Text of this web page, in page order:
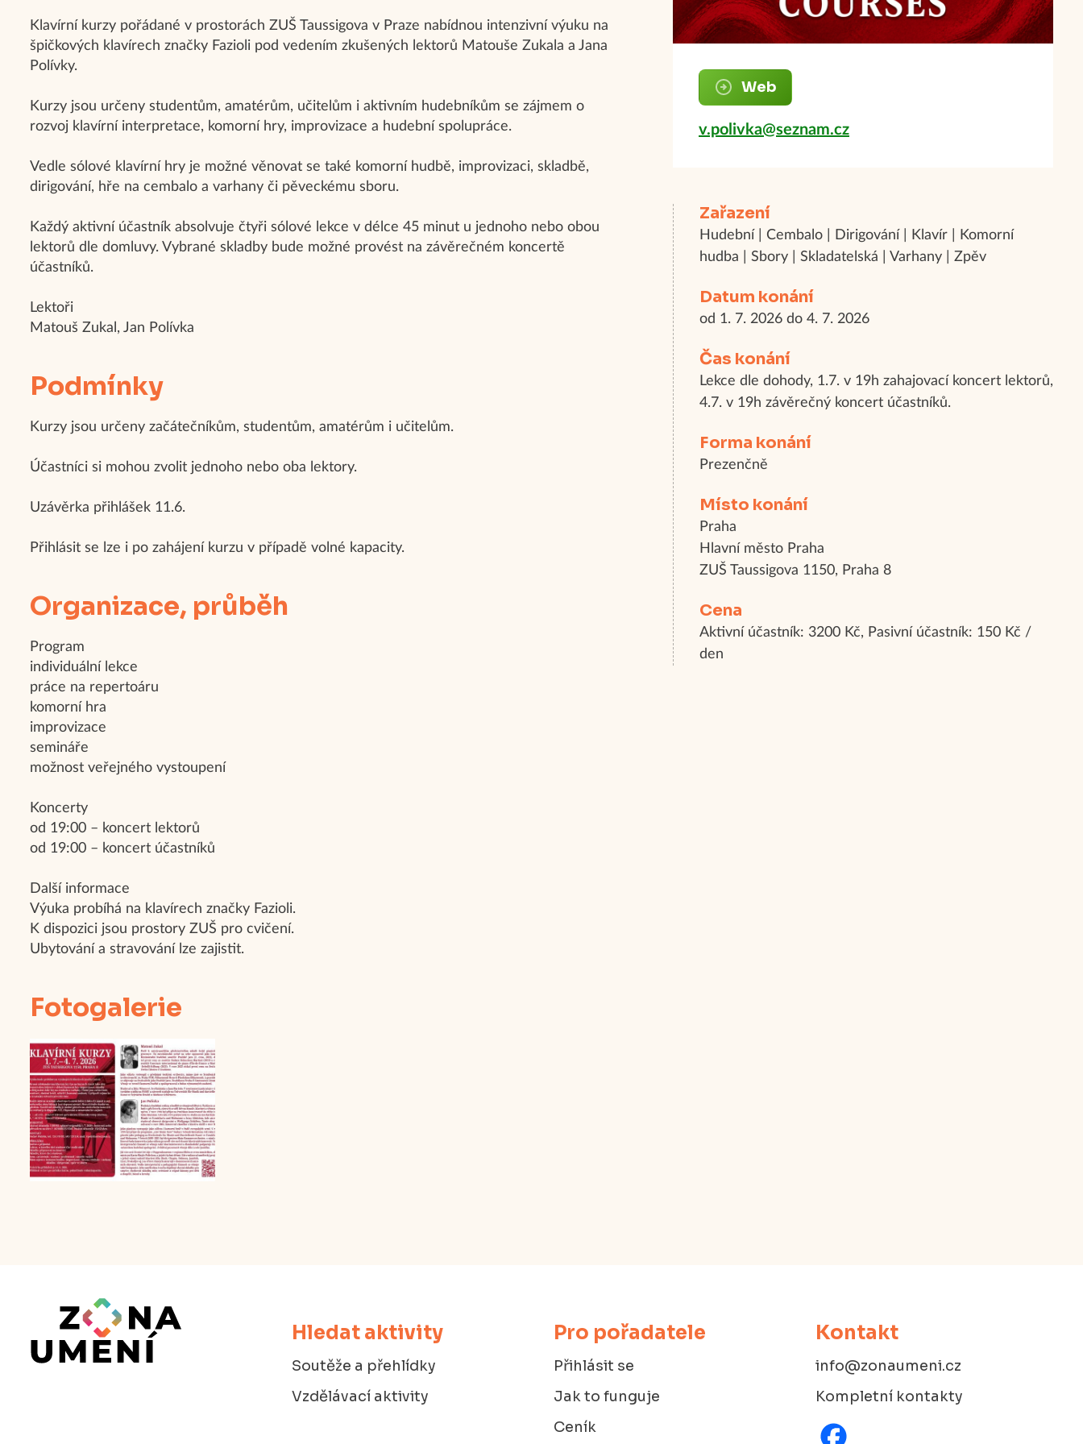
Web
v.polivka@seznam.cz
Zařazení
Hudební | Cembalo | Dirigování | Klavír | Komorní
hudba | Sbory | Skladatelská | Varhany | Zpěv
Datum konání
od 1. 7. 2026 do 4. 7. 2026
Čas konání
Lekce dle dohody, 1.7. v 19h zahajovací koncert lektorů,
4.7. v 19h závěrečný koncert účastníků.
Forma konání
Prezenčně
Místo konání
Praha
Hlavní město Praha
ZUŠ Taussigova 1150, Praha 8
Cena
Aktivní účastník: 3200 Kč, Pasivní účastník: 150 Kč /
den
Klavírní kurzy pořádané v prostorách ZUŠ Taussigova v Praze nabídnou intenzivní výuku na
špičkových klavírech značky Fazioli pod vedením zkušených lektorů Matouše Zukala a Jana
Polívky.
Kurzy jsou určeny studentům, amatérům, učitelům i aktivním hudebníkům se zájmem o
rozvoj klavírní interpretace, komorní hry, improvizace a hudební spolupráce.
Vedle sólové klavírní hry je možné věnovat se také komorní hudbě, improvizaci, skladbě,
dirigování, hře na cembalo a varhany či pěveckému sboru.
Každý aktivní účastník absolvuje čtyři sólové lekce v délce 45 minut u jednoho nebo obou
lektorů dle domluvy. Vybrané skladby bude možné provést na závěrečném koncertě
účastníků.
Lektoři
Matouš Zukal, Jan Polívka
Podmínky
Kurzy jsou určeny začátečníkům, studentům, amatérům i učitelům.
Účastníci si mohou zvolit jednoho nebo oba lektory.
Uzávěrka přihlášek 11.6.
Přihlásit se lze i po zahájení kurzu v případě volné kapacity.
Organizace, průběh
Program
individuální lekce
práce na repertoáru
komorní hra
improvizace
semináře
možnost veřejného vystoupení
Koncerty
od 19:00 – koncert lektorů
od 19:00 – koncert účastníků
Další informace
Výuka probíhá na klavírech značky Fazioli.
K dispozici jsou prostory ZUŠ pro cvičení.
Ubytování a stravování lze zajistit.
Fotogalerie
Hledat aktivity
Soutěže a přehlídky
Vzdělávací aktivity
Pro pořadatele
Přihlásit se
Jak to funguje
Ceník
Kontakt
info@zonaumeni.cz
Kompletní kontakty